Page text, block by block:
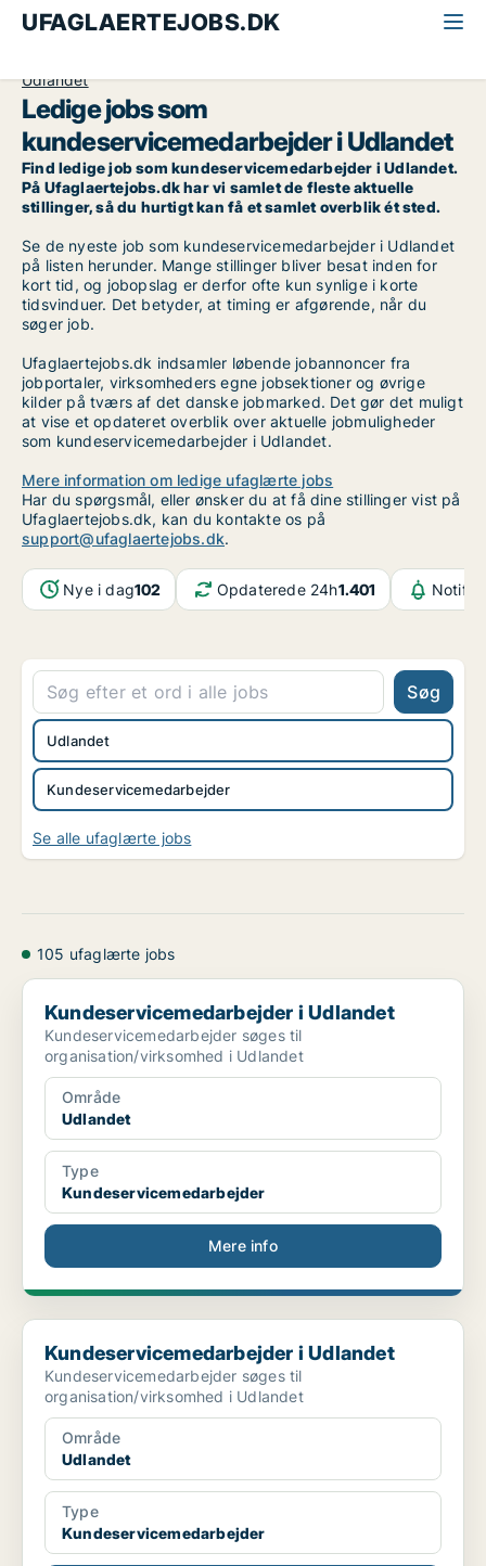
UFAGLAERTEJOBS.DK
Udlandet
Ledige jobs som
kundeservicemedarbejder i Udlandet
Find ledige job som kundeservicemedarbejder i Udlandet.
På Ufaglaertejobs.dk har vi samlet de fleste aktuelle
stillinger, så du hurtigt kan få et samlet overblik ét sted.
Se de nyeste job som kundeservicemedarbejder i Udlandet
på listen herunder. Mange stillinger bliver besat inden for
kort tid, og jobopslag er derfor ofte kun synlige i korte
tidsvinduer. Det betyder, at timing er afgørende, når du
søger job.
Ufaglaertejobs.dk indsamler løbende jobannoncer fra
jobportaler, virksomheders egne jobsektioner og øvrige
kilder på tværs af det danske jobmarked. Det gør det muligt
at vise et opdateret overblik over aktuelle jobmuligheder
som kundeservicemedarbejder i Udlandet.
Mere information om ledige ufaglærte jobs
Har du spørgsmål, eller ønsker du at få dine stillinger vist på
Ufaglaertejobs.dk, kan du kontakte os på
support@ufaglaertejobs.dk.
Nye i dag102 Opdaterede 24h1.401
Søg
Kundeservicemedarbejder
Udlandet
Se alle ufaglærte jobs
105 ufaglærte jobs
Kundeservicemedarbejder i Udlandet
Kundeservicemedarbejder i Udlandet
Kundeservicemedarbejder søges til
organisation/virksomhed i Udlandet
Område
Udlandet
Type
Kundeservicemedarbejder
Mere info
Kundeservicemedarbejder i Udlandet
Kundeservicemedarbejder i Udlandet
Kundeservicemedarbejder søges til
organisation/virksomhed i Udlandet
Område
Udlandet
Type
Kundeservicemedarbejder